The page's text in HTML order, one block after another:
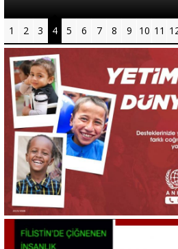
Yazı Dizisi
Portre
Yazarlar
Eğitim
1 2 3 4 5 6 7 8 9 10 11